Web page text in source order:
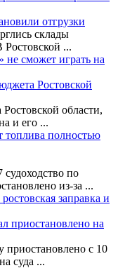
отгрузки
склады
Ростовской ...
сможет играть на
Ростовской
области,
и его ...
полностью
судоходство по
из-за ...
заправка и
приостановлено на
приостановлено с 10
суда ...